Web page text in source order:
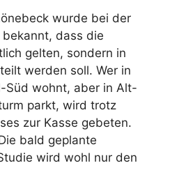
wurde bei der
dass die
gelten, sondern in
werden soll. Wer in
Süd wohnt, aber in Alt-
parkt, wird trotz
zur Kasse gebeten.
bald geplante
wird wohl nur den